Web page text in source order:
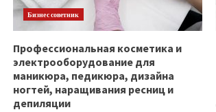
Бизнес советник
Профессиональная косметика и
электрооборудование для
маникюра, педикюра, дизайна
ногтей, наращивания ресниц и
депиляции